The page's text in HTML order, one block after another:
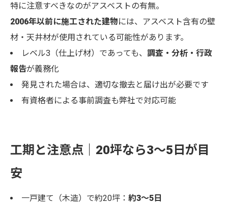
特に注意すべきなのがアスベストの有無。
2006年以前に施工された建物には、アスベスト含有の壁
材・天井材が使用されている可能性があります。
レベル3（仕上げ材）であっても、 調査・分析・行政
報告が義務化
発見された場合は、適切な撤去と届け出が必要です
有資格者による事前調査も弊社で対応可能
工期と注意点｜20坪なら3〜5日が目
安
一戸建て（木造）で約20坪： 約3〜5日